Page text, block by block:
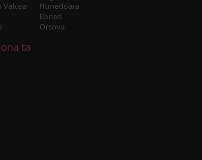
Valcea
Hunedoara
Barlad
Orsova
ta